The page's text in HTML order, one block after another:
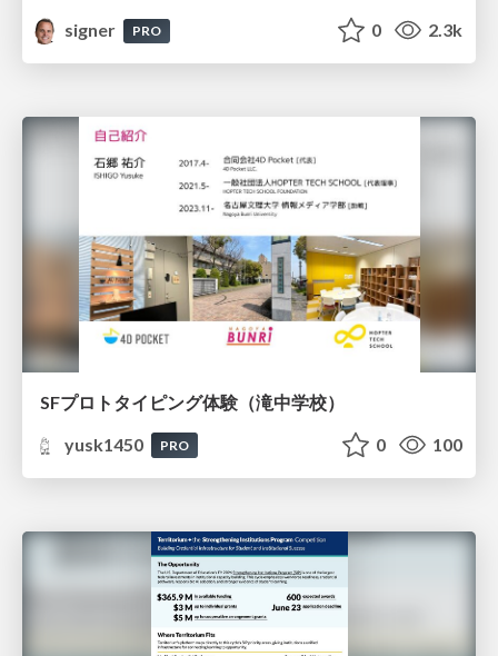
signer
PRO 0 2.3k
SFプロトタイピング体験（滝中学校）
yusk1450
PRO 0 100